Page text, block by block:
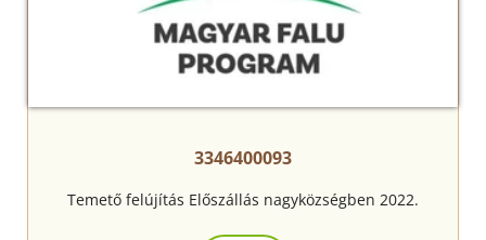
3346400093
Temető felújítás Előszállás nagyközségben 2022.